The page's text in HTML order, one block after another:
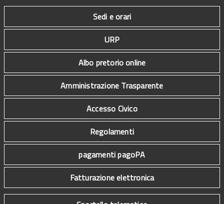
Sedi e orari
URP
Albo pretorio online
Amministrazione Trasparente
Accesso Civico
Regolamenti
pagamenti pagoPA
Fatturazione elettronica